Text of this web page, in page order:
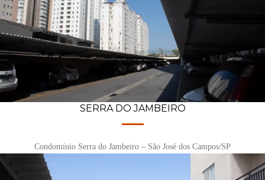
SERRA DO JAMBEIRO
Condomínio Serra do Jambeiro – São José dos Campos/SP